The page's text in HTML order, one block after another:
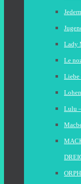
Lady
Le
Liebe
Lulu